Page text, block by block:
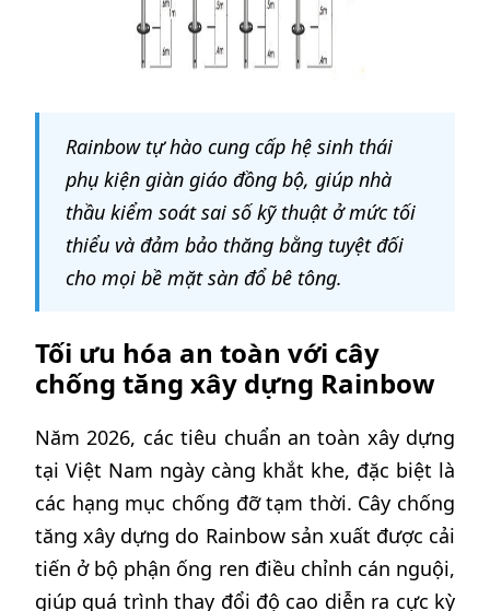
Rainbow tự hào cung cấp hệ sinh thái
phụ kiện giàn giáo đồng bộ, giúp nhà
thầu kiểm soát sai số kỹ thuật ở mức tối
thiểu và đảm bảo thăng bằng tuyệt đối
cho mọi bề mặt sàn đổ bê tông.
Tối ưu hóa an toàn với cây
chống tăng xây dựng Rainbow
Năm 2026, các tiêu chuẩn an toàn xây dựng
tại Việt Nam ngày càng khắt khe, đặc biệt là
các hạng mục chống đỡ tạm thời. Cây chống
tăng xây dựng do Rainbow sản xuất được cải
tiến ở bộ phận ống ren điều chỉnh cán nguội,
giúp quá trình thay đổi độ cao diễn ra cực kỳ